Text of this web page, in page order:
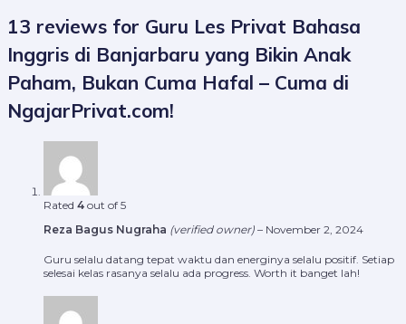
13 reviews for Guru Les Privat Bahasa
Inggris di Banjarbaru yang Bikin Anak
Paham, Bukan Cuma Hafal – Cuma di
NgajarPrivat.com!
Rated 4 out of 5
Reza Bagus Nugraha (verified owner) – November 2, 2024
Guru selalu datang tepat waktu dan energinya selalu positif. Setiap
selesai kelas rasanya selalu ada progress. Worth it banget lah!